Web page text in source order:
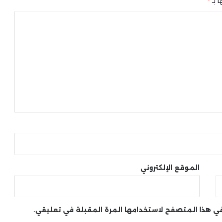
الموقع الإلكتروني
في هذا المتصفح لاستخدامها المرة المقبلة في تعليقي.